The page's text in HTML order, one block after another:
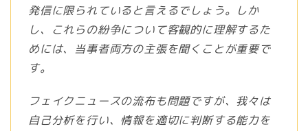
発信に限られていると言えるでしょう。しか
し、これらの紛争について客観的に理解するた
めには、当事者両方の主張を聞くことが重要で
す。
フェイクニュースの流布も問題ですが、我々は
自己分析を行い、情報を適切に判断する能力を